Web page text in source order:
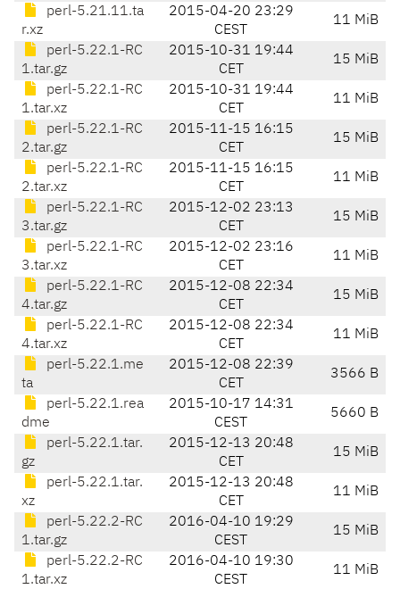
perl-5.21.11.ta
r.xz
2015-04-20 23:29
CEST
11 MiB
perl-5.22.1-RC
1.tar.gz
2015-10-31 19:44
CET
15 MiB
perl-5.22.1-RC
1.tar.xz
2015-10-31 19:44
CET
11 MiB
perl-5.22.1-RC
2.tar.gz
2015-11-15 16:15
CET
15 MiB
perl-5.22.1-RC
2.tar.xz
2015-11-15 16:15
CET
11 MiB
perl-5.22.1-RC
3.tar.gz
2015-12-02 23:13
CET
15 MiB
perl-5.22.1-RC
3.tar.xz
2015-12-02 23:16
CET
11 MiB
perl-5.22.1-RC
4.tar.gz
2015-12-08 22:34
CET
15 MiB
perl-5.22.1-RC
4.tar.xz
2015-12-08 22:34
CET
11 MiB
perl-5.22.1.me
ta
2015-12-08 22:39
CET
3566 B
perl-5.22.1.rea
dme
2015-10-17 14:31
CEST
5660 B
perl-5.22.1.tar.
gz
2015-12-13 20:48
CET
15 MiB
perl-5.22.1.tar.
xz
2015-12-13 20:48
CET
11 MiB
perl-5.22.2-RC
1.tar.gz
2016-04-10 19:29
CEST
15 MiB
perl-5.22.2-RC
1.tar.xz
2016-04-10 19:30
CEST
11 MiB